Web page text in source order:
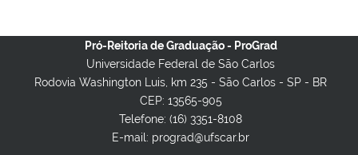
Pró-Reitoria de Graduação - ProGrad
Universidade Federal de São Carlos
Rodovia Washington Luis, km 235 - São Carlos - SP - BR
CEP: 13565-905
Telefone: (16) 3351-8108
E-mail: prograd@ufscar.br